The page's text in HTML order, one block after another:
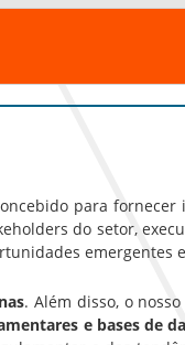
para fornecer
do setor,
. Além disso, o
e bases de